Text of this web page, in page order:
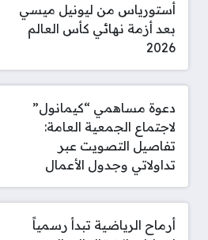
أستورياس من ليونيل ميسي
بعد أزمة نهائي كأس العالم
2026
دعوة مساهمي “كيمانول”
لاجتماع الجمعية العامة:
تفاصيل التصويت عبر
تداولاتي وجدول الأعمال
أرماح الرياضية تبدأ رسمياً